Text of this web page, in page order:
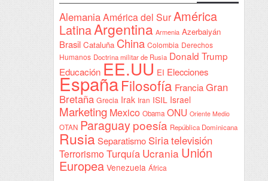
en
Sudán
AlemaniaAmérica del SurAmérica
LatinaArgentina Armenia Azerbaiyán
Brasil Cataluña China Colombia Derechos
Humanos Doctrina militar de Rusia Donald Trump
EducaciónEE.UU EI Elecciones
España Filosofía Francia Gran
Bretaña Grecia Irak Iran ISIL Israel
Marketing Mexico Obama ONU Oriente Medio
OTAN Paraguay poesía República Dominicana
Rusia Separatismo Siriatelevisión
Terrorismo Turquía Ucrania Unión
Europea Venezuela África